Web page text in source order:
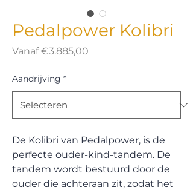
Pedalpower Kolibri
Vanaf€3.885,00
Aandrijving *
De Kolibri van Pedalpower, is de
perfecte ouder-kind-tandem. De
tandem wordt bestuurd door de
ouder die achteraan zit, zodat het